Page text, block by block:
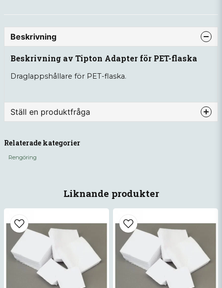
Liknande produkter
Beskrivning
Beskrivning av Tipton Adapter för PET-flaska
Draglappshållare för PET-flaska.
Ställ en produktfråga
Fråga oss något om denna produkten...
email
Mejladress
Ja, ni får publicera min fråga
Relaterade kategorier
Rengöring